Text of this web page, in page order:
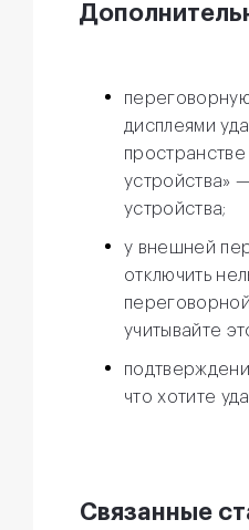
дисплеями
устройства»
устройства;
у внешней
отключить
учитывайте
что хотите
Связанные